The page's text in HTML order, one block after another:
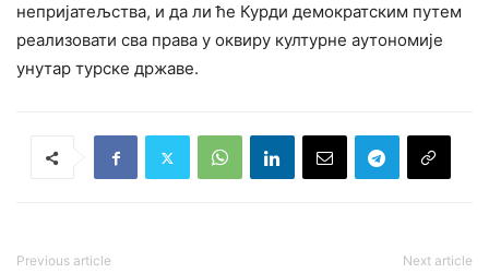
непријатељства, и да ли ће Курди демократским путем
реализовати сва права у оквиру културне аутономије
унутар турске државе.
Previous article Next article